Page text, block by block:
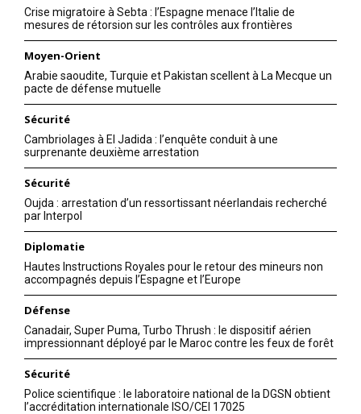
Crise migratoire à Sebta : l’Espagne menace l’Italie de
mesures de rétorsion sur les contrôles aux frontières
Moyen-Orient
Arabie saoudite, Turquie et Pakistan scellent à La Mecque un
pacte de défense mutuelle
Sécurité
Cambriolages à El Jadida : l’enquête conduit à une
surprenante deuxième arrestation
Sécurité
Oujda : arrestation d’un ressortissant néerlandais recherché
par Interpol
Diplomatie
Hautes Instructions Royales pour le retour des mineurs non
accompagnés depuis l’Espagne et l’Europe
Défense
Canadair, Super Puma, Turbo Thrush : le dispositif aérien
impressionnant déployé par le Maroc contre les feux de forêt
Sécurité
Police scientifique : le laboratoire national de la DGSN obtient
l’accréditation internationale ISO/CEI 17025